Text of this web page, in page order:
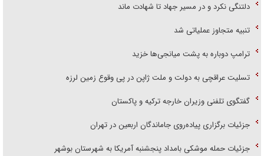
دلتنگی نکرد و در مسیر جهاد تا شهادت ماند
تنبیه متجاوز عملیاتی شد
ترامپ دوباره به پشت میانجی‌ها خزید
تسلیت عراقچی به دولت و ملت ژاپن در پی وقوع زمین لرزه
گفتگوی تلفنی وزیران خارجه ترکیه و پاکستان
جزئیات برگزاری پیاده‌روی جاماندگان اربعین در تهران
جزئیات حمله موشکی بامداد پنجشنبه آمریکا به شهرستان بوشهر